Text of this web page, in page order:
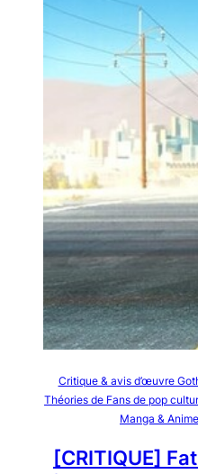
Critique & avis d’œuvre
Théories de Fans de pop
Manga & Anime
[CRITIQUE]